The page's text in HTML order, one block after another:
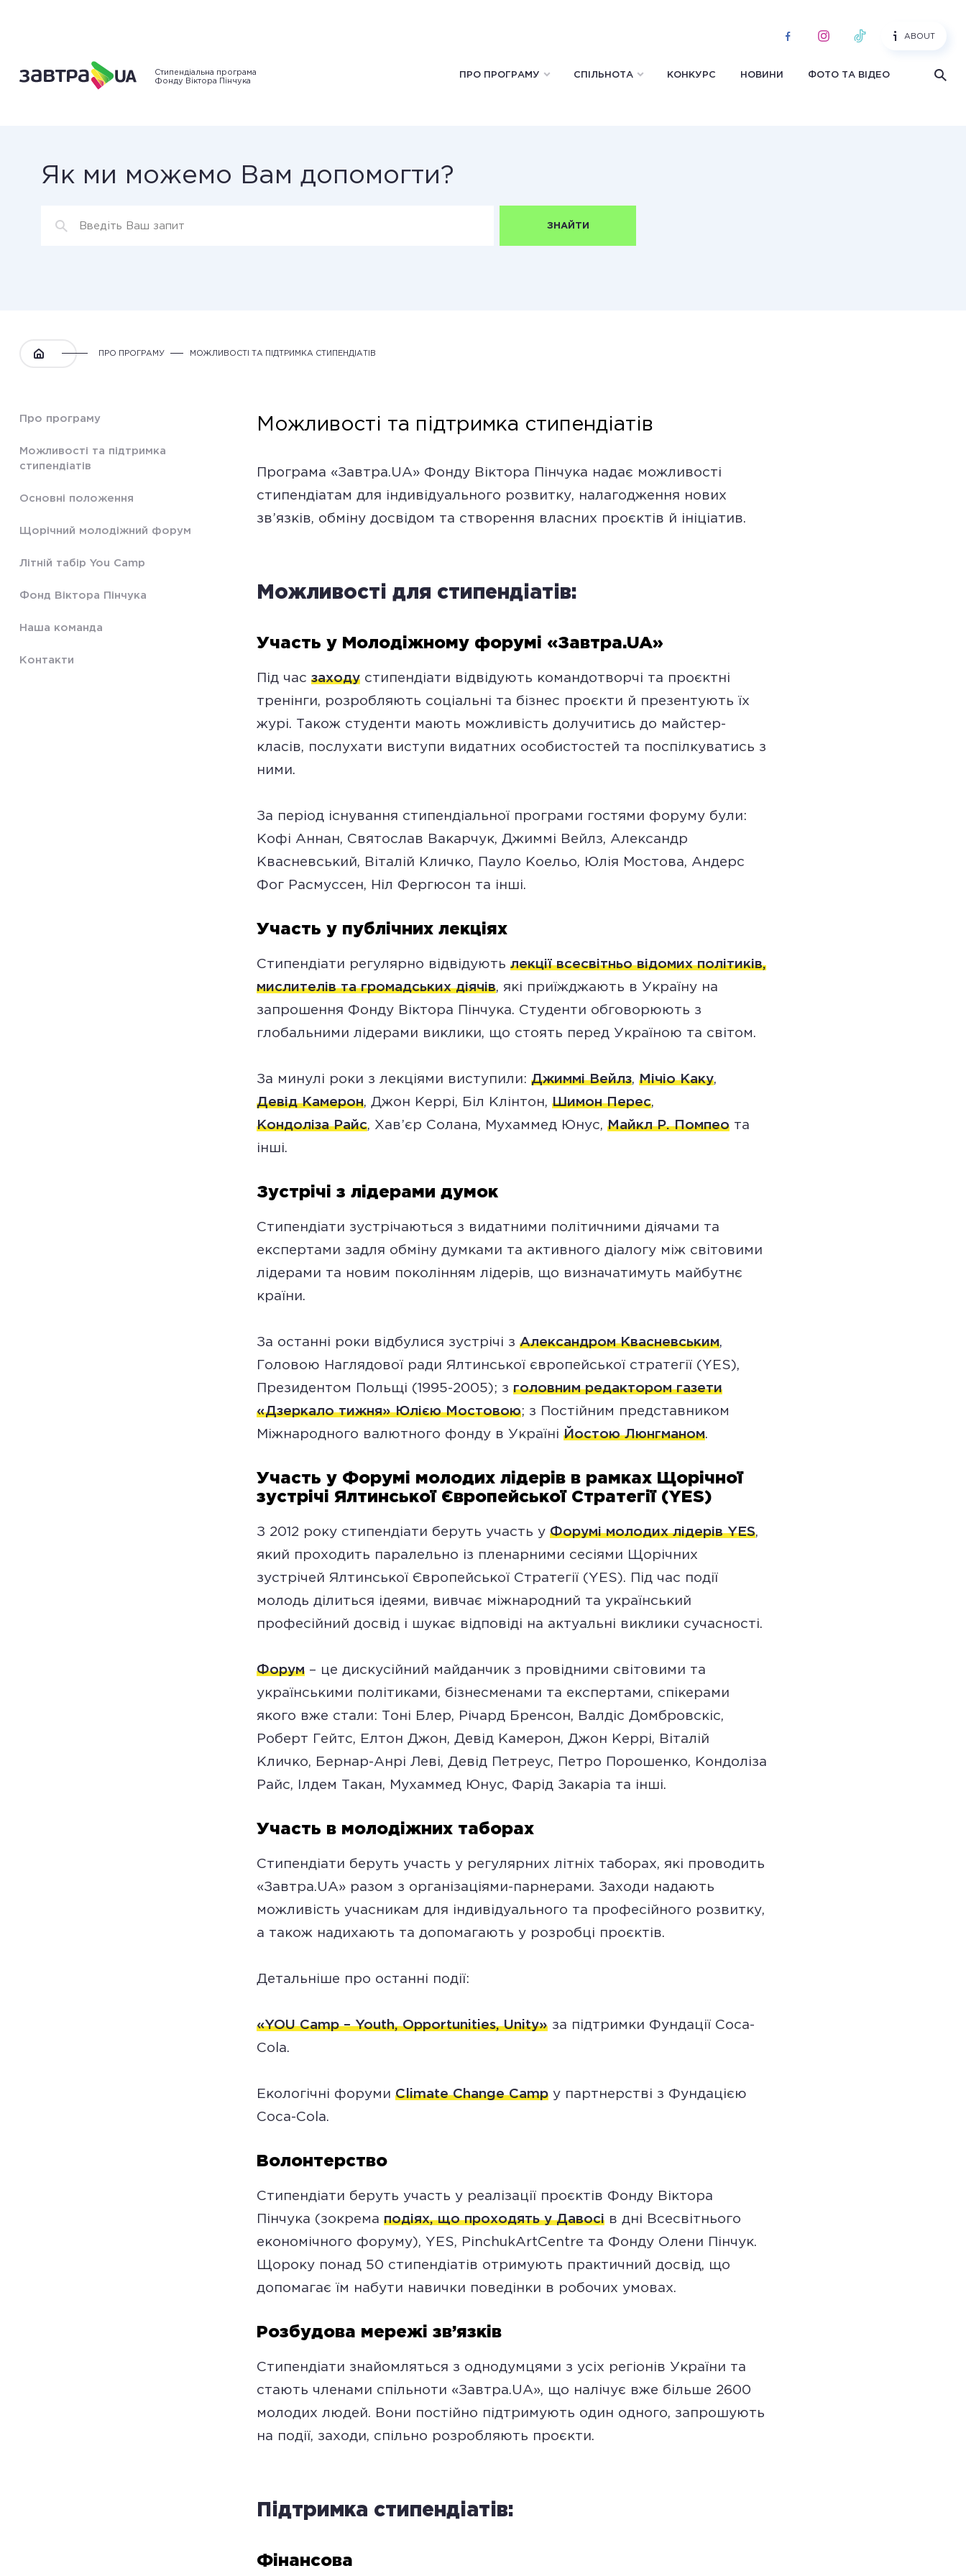
ABOUT
Стипендіальна програма
Фонду Віктора Пінчука
ПРО ПРОГРАМУ СПІЛЬНОТА КОНКУРС НОВИНИ ФОТО ТА ВІДЕО
Як ми можемо Вам допомогти?
ЗНАЙТИ
ПРО ПРОГРАМУ МОЖЛИВОСТІ ТА ПІДТРИМКА СТИПЕНДІАТІВ
Про програму
Можливості та підтримка
стипендіатів
Основні положення
Щорічний молодіжний форум
Літній табір You Camp
Фонд Віктора Пінчука
Наша команда
Контакти
Можливості та підтримка стипендіатів
Програма «Завтра.UA» Фонду Віктора Пінчука надає можливості
стипендіатам для індивідуального розвитку, налагодження нових
зв’язків, обміну досвідом та створення власних проєктів й ініціатив.
Можливості для стипендіатів:
Участь у Молодіжному форумі «Завтра.UA»
Під час заходу стипендіати відвідують командотворчі та проєктні
тренінги, розробляють соціальні та бізнес проєкти й презентують їх
журі. Також студенти мають можливість долучитись до майстер-
класів, послухати виступи видатних особистостей та поспілкуватись з
ними.
За період існування стипендіальної програми гостями форуму були:
Кофі Аннан, Святослав Вакарчук, Джиммі Вейлз, Александр
Квасневський, Віталій Кличко, Пауло Коельо, Юлія Мостова, Андерс
Фог Расмуссен, Ніл Фергюсон та інші.
Участь у публічних лекціях
Стипендіати регулярно відвідують лекції всесвітньо відомих політиків,
мислителів та громадських діячів, які приїжджають в Україну на
запрошення Фонду Віктора Пінчука. Студенти обговорюють з
глобальними лідерами виклики, що стоять перед Україною та світом.
За минулі роки з лекціями виступили: Джиммі Вейлз, Мічіо Каку,
Девід Камерон, Джон Керрі, Біл Клінтон, Шимон Перес,
Кондоліза Райс, Хав’єр Солана, Мухаммед Юнус, Майкл Р. Помпео та
інші.
Зустрічі з лідерами думок
Стипендіати зустрічаються з видатними політичними діячами та
експертами задля обміну думками та активного діалогу між світовими
лідерами та новим поколінням лідерів, що визначатимуть майбутнє
країни.
За останні роки відбулися зустрічі з Александром Квасневським,
Головою Наглядової ради Ялтинської європейської стратегії (YES),
Президентом Польщі (1995-2005); з головним редактором газети
«Дзеркало тижня» Юлією Мостовою; з Постійним представником
Міжнародного валютного фонду в Україні Йостою Люнгманом.
Участь у Форумі молодих лідерів в рамках Щорічної
зустрічі Ялтинської Європейської Стратегії (YES)
З 2012 року стипендіати беруть участь у Форумі молодих лідерів YES,
який проходить паралельно із пленарними сесіями Щорічних
зустрічей Ялтинської Європейської Стратегії (YES). Під час події
молодь ділиться ідеями, вивчає міжнародний та український
професійний досвід і шукає відповіді на актуальні виклики сучасності.
Форум – це дискусійний майданчик з провідними світовими та
українськими політиками, бізнесменами та експертами, спікерами
якого вже стали: Тоні Блер, Річард Бренсон, Валдіс Домбровскіс,
Роберт Гейтс, Елтон Джон, Девід Камерон, Джон Керрі, Віталій
Кличко, Бернар-Анрі Леві, Девід Петреус, Петро Порошенко, Кондоліза
Райс, Ілдем Такан, Мухаммед Юнус, Фарід Закаріа та інші.
Участь в молодіжних таборах
Стипендіати беруть участь у регулярних літніх таборах, які проводить
«Завтра.UA» разом з організаціями-парнерами. Заходи надають
можливість учасникам для індивідуального та професійного розвитку,
а також надихають та допомагають у розробці проєктів.
Детальніше про останні події:
«YOU Camp – Youth, Opportunities, Unity» за підтримки Фундації Coca-
Cola.
Екологічні форуми Climate Change Camp у партнерстві з Фундацією
Coca-Cola.
Волонтерство
Стипендіати беруть участь у реалізації проєктів Фонду Віктора
Пінчука (зокрема подіях, що проходять у Давосі в дні Всесвітнього
економічного форуму), YES, PinchukArtCentre та Фонду Олени Пінчук.
Щороку понад 50 стипендіатів отримують практичний досвід, що
допомагає їм набути навички поведінки в робочих умовах.
Розбудова мережі зв’язків
Стипендіати знайомляться з однодумцями з усіх регіонів України та
стають членами спільноти «Завтра.UA», що налічує вже більше 2600
молодих людей. Вони постійно підтримують один одного, запрошують
на події, заходи, спільно розробляють проєкти.
Підтримка стипендіатів:
Фінансова